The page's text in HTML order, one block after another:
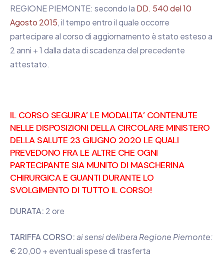
REGIONE PIEMONTE: secondo la DD. 540 del 10
Agosto 2015, il tempo entro il quale occorre
partecipare al corso di aggiornamento è stato esteso a
2 anni + 1 dalla data di scadenza del precedente
attestato.
IL CORSO SEGUIRA’ LE MODALITA’ CONTENUTE
NELLE DISPOSIZIONI DELLA CIRCOLARE MINISTERO
DELLA SALUTE 23 GIUGNO 2020 LE QUALI
PREVEDONO FRA LE ALTRE CHE OGNI
PARTECIPANTE SIA MUNITO DI MASCHERINA
CHIRURGICA E GUANTI DURANTE LO
SVOLGIMENTO DI TUTTO IL CORSO!
DURATA: 2 ore
TARIFFA CORSO:ai sensi delibera Regione Piemonte:
€ 20,00 + eventuali spese di trasferta